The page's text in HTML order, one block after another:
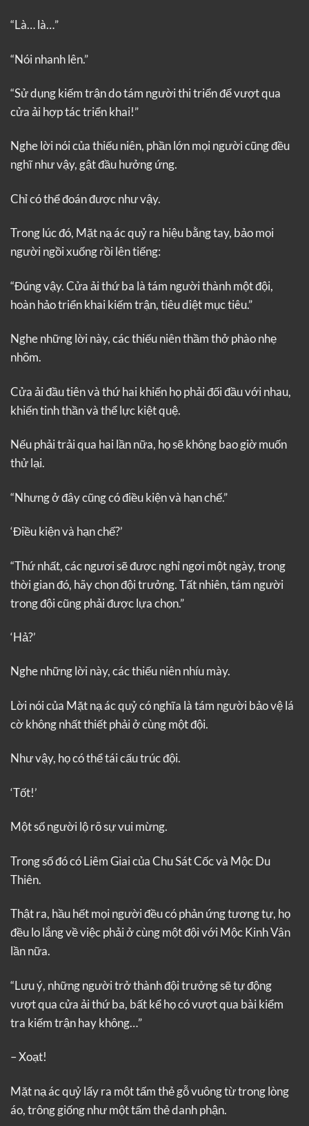
“Là… là…”
“Nói nhanh lên.”
“Sử dụng kiếm trận do tám người thi triển để vượt qua
cửa ải hợp tác triển khai!”
Nghe lời nói của thiếu niên, phần lớn mọi người cũng đều
nghĩ như vậy, gật đầu hưởng ứng.
Chỉ có thể đoán được như vậy.
Trong lúc đó, Mặt nạ ác quỷ ra hiệu bằng tay, bảo mọi
người ngồi xuống rồi lên tiếng:
“Đúng vậy. Cửa ải thứ ba là tám người thành một đội,
hoàn hảo triển khai kiếm trận, tiêu diệt mục tiêu.”
Nghe những lời này, các thiếu niên thầm thở phào nhẹ
nhõm.
Cửa ải đầu tiên và thứ hai khiến họ phải đối đầu với nhau,
khiến tinh thần và thể lực kiệt quệ.
Nếu phải trải qua hai lần nữa, họ sẽ không bao giờ muốn
thử lại.
“Nhưng ở đây cũng có điều kiện và hạn chế.”
‘Điều kiện và hạn chế?’
“Thứ nhất, các ngươi sẽ được nghỉ ngơi một ngày, trong
thời gian đó, hãy chọn đội trưởng. Tất nhiên, tám người
trong đội cũng phải được lựa chọn.”
‘Hả?’
Nghe những lời này, các thiếu niên nhíu mày.
Lời nói của Mặt nạ ác quỷ có nghĩa là tám người bảo vệ lá
cờ không nhất thiết phải ở cùng một đội.
Như vậy, họ có thể tái cấu trúc đội.
‘Tốt!’
Một số người lộ rõ sự vui mừng.
Trong số đó có Liêm Giai của Chu Sát Cốc và Mộc Du
Thiên.
Thật ra, hầu hết mọi người đều có phản ứng tương tự, họ
đều lo lắng về việc phải ở cùng một đội với Mộc Kinh Vân
lần nữa.
“Lưu ý, những người trở thành đội trưởng sẽ tự động
vượt qua cửa ải thứ ba, bất kể họ có vượt qua bài kiểm
tra kiếm trận hay không…”
– Xoạt!
Mặt nạ ác quỷ lấy ra một tấm thẻ gỗ vuông từ trong lòng
áo, trông giống như một tấm thẻ danh phận.